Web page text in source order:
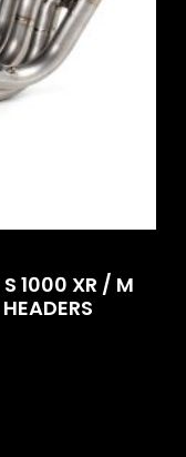
1000 XR / M